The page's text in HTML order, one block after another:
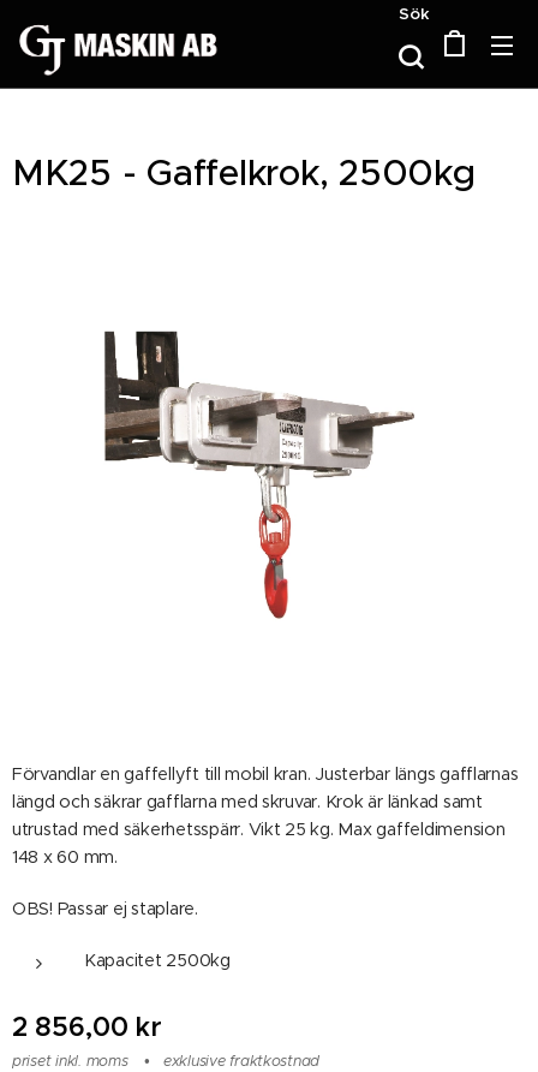
Sök
MK25 - Gaffelkrok, 2500kg
Förvandlar en gaffellyft till mobil kran. Justerbar längs gafflarnas
längd och säkrar gafflarna med skruvar. Krok är länkad samt
utrustad med säkerhetsspärr. Vikt 25 kg. Max gaffeldimension
148 x 60 mm.
OBS! Passar ej staplare.
Kapacitet 2500kg
2 856,00 kr
priset inkl. moms
exklusive fraktkostnad